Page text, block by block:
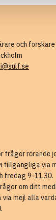
och forskare
frågor rörande
tillgängliga via
fredag 9-11.30.
om ditt
mejl alla